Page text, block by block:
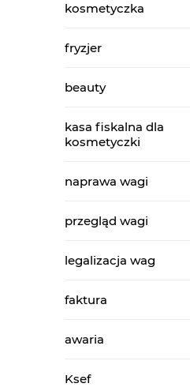
kosmetyczka
fryzjer
beauty
kasa fiskalna dla
kosmetyczki
naprawa wagi
przegląd wagi
legalizacja wag
faktura
awaria
Ksef